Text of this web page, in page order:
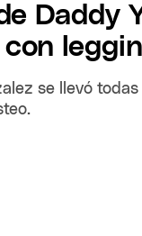
Daddy
se llevó